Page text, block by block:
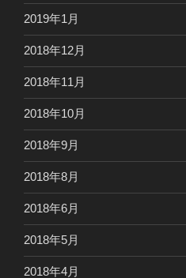
2019年1月
2018年12月
2018年11月
2018年10月
2018年9月
2018年8月
2018年6月
2018年5月
2018年4月